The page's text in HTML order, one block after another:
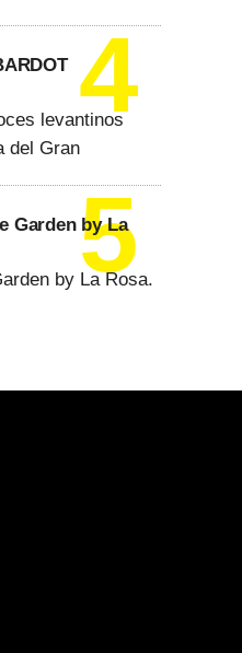
levantinos
del Gran
Garden by La
by La Rosa.